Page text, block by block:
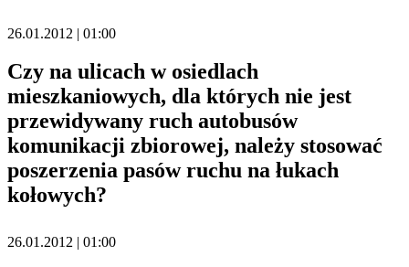
26.01.2012 | 01:00
Czy na ulicach w osiedlach
mieszkaniowych, dla których nie jest
przewidywany ruch autobusów
komunikacji zbiorowej, należy stosować
poszerzenia pasów ruchu na łukach
kołowych?
26.01.2012 | 01:00